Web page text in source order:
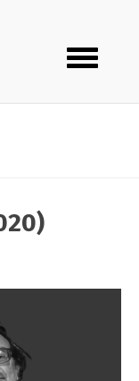
Toggle
navigation